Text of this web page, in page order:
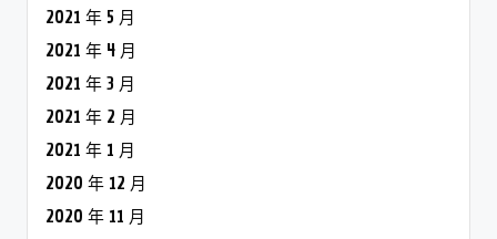
2021 年 5 月
2021 年 4 月
2021 年 3 月
2021 年 2 月
2021 年 1 月
2020 年 12 月
2020 年 11 月